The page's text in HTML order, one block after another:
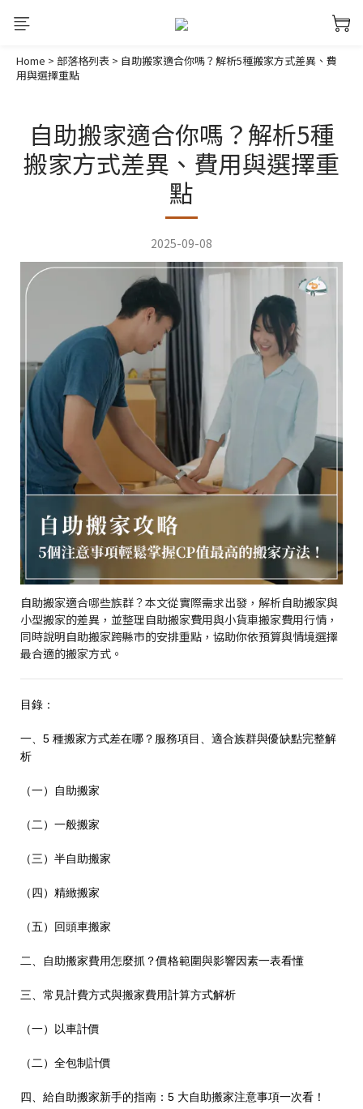
Home > 部落格列表 > 自助搬家適合你嗎？解析5種搬家方式差異、費
用與選擇重點
自助搬家適合你嗎？解析5種
搬家方式差異、費用與選擇重
點
2025-09-08
自助搬家適合哪些族群？本文從實際需求出發，解析自助搬家與
小型搬家的差異，並整理自助搬家費用與小貨車搬家費用行情，
同時說明自助搬家跨縣市的安排重點，協助你依預算與情境選擇
最合適的搬家方式。
目錄：
一、5 種搬家方式差在哪？服務項目、適合族群與優缺點完整解
析
（一）自助搬家
（二）一般搬家
（三）半自助搬家
（四）精緻搬家
（五）回頭車搬家
二、自助搬家費用怎麼抓？價格範圍與影響因素一表看懂
三、常見計費方式與搬家費用計算方式解析
（一）以車計價
（二）全包制計價
四、給自助搬家新手的指南：5 大自助搬家注意事項一次看！